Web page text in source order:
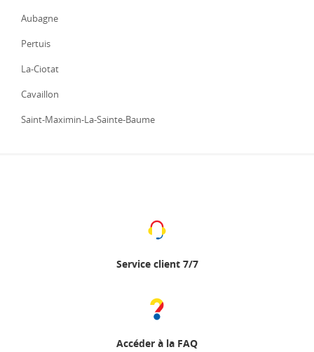
Aubagne
Pertuis
La-Ciotat
Cavaillon
Saint-Maximin-La-Sainte-Baume
Service client 7/7
Accéder à la FAQ